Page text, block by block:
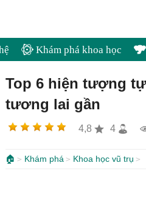
Khám phá khoa học
Top 6 hiện tượng
tương lai gần
4,8 4
🏠 Khám phá Khoa học vũ trụ